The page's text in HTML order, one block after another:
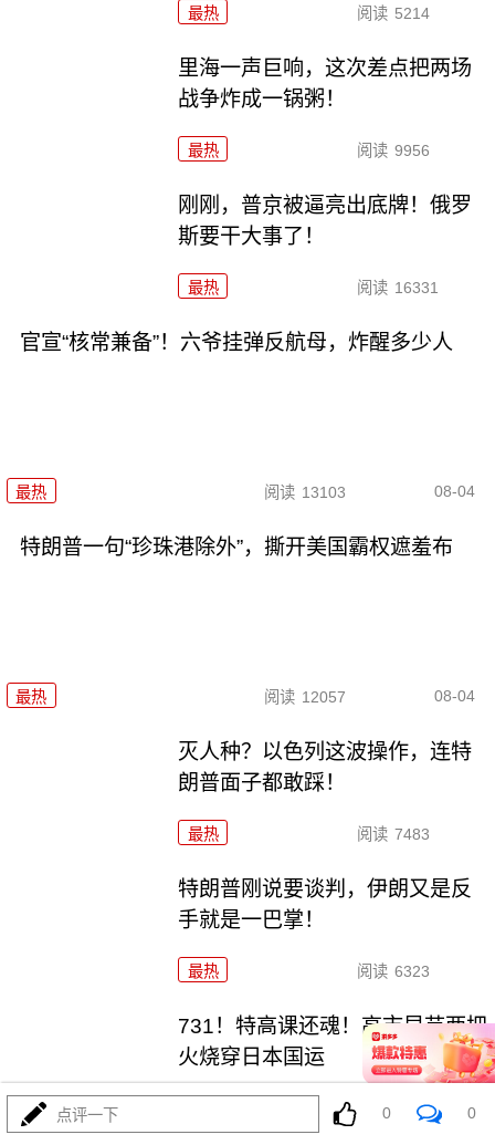
最热 阅读 5214
里海一声巨响，这次差点把两场
战争炸成一锅粥！
最热 阅读 9956
刚刚，普京被逼亮出底牌！俄罗
斯要干大事了！
最热 阅读 16331
官宣“核常兼备”！六爷挂弹反航母，炸醒多少人
最热 阅读 13103 08-04
特朗普一句“珍珠港除外”，撕开美国霸权遮羞布
最热 阅读 12057 08-04
灭人种？以色列这波操作，连特
朗普面子都敢踩！
最热 阅读 7483
特朗普刚说要谈判，伊朗又是反
手就是一巴掌！
最热 阅读 6323
731！特高课还魂！高市早苗两把
火烧穿日本国运
阅读 5888
点评一下 0 0